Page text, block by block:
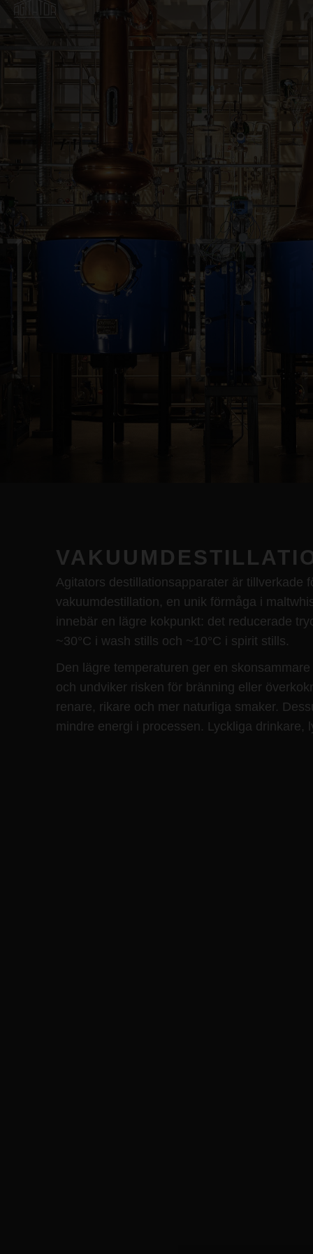
Agitators destillationsapparater är tillverkade
vakuumdestillation, en unik förmåga i
innebär en lägre kokpunkt: det reducerade
~30°C i wash stills och ~10°C i spirit stills.
Den lägre temperaturen ger en
och undviker risken för bränning eller
renare, rikare och mer naturliga smaker.
mindre energi i processen. Lyckliga drinkare,